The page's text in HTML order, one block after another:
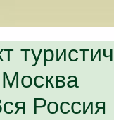
Москва
Россия